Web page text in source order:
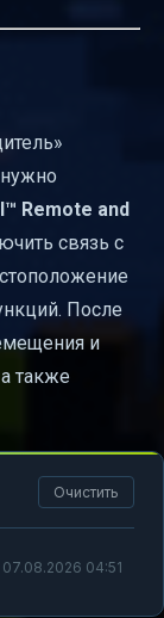
Remote and
связь с
После
и
также
Очистить
07.08.2026 04:51